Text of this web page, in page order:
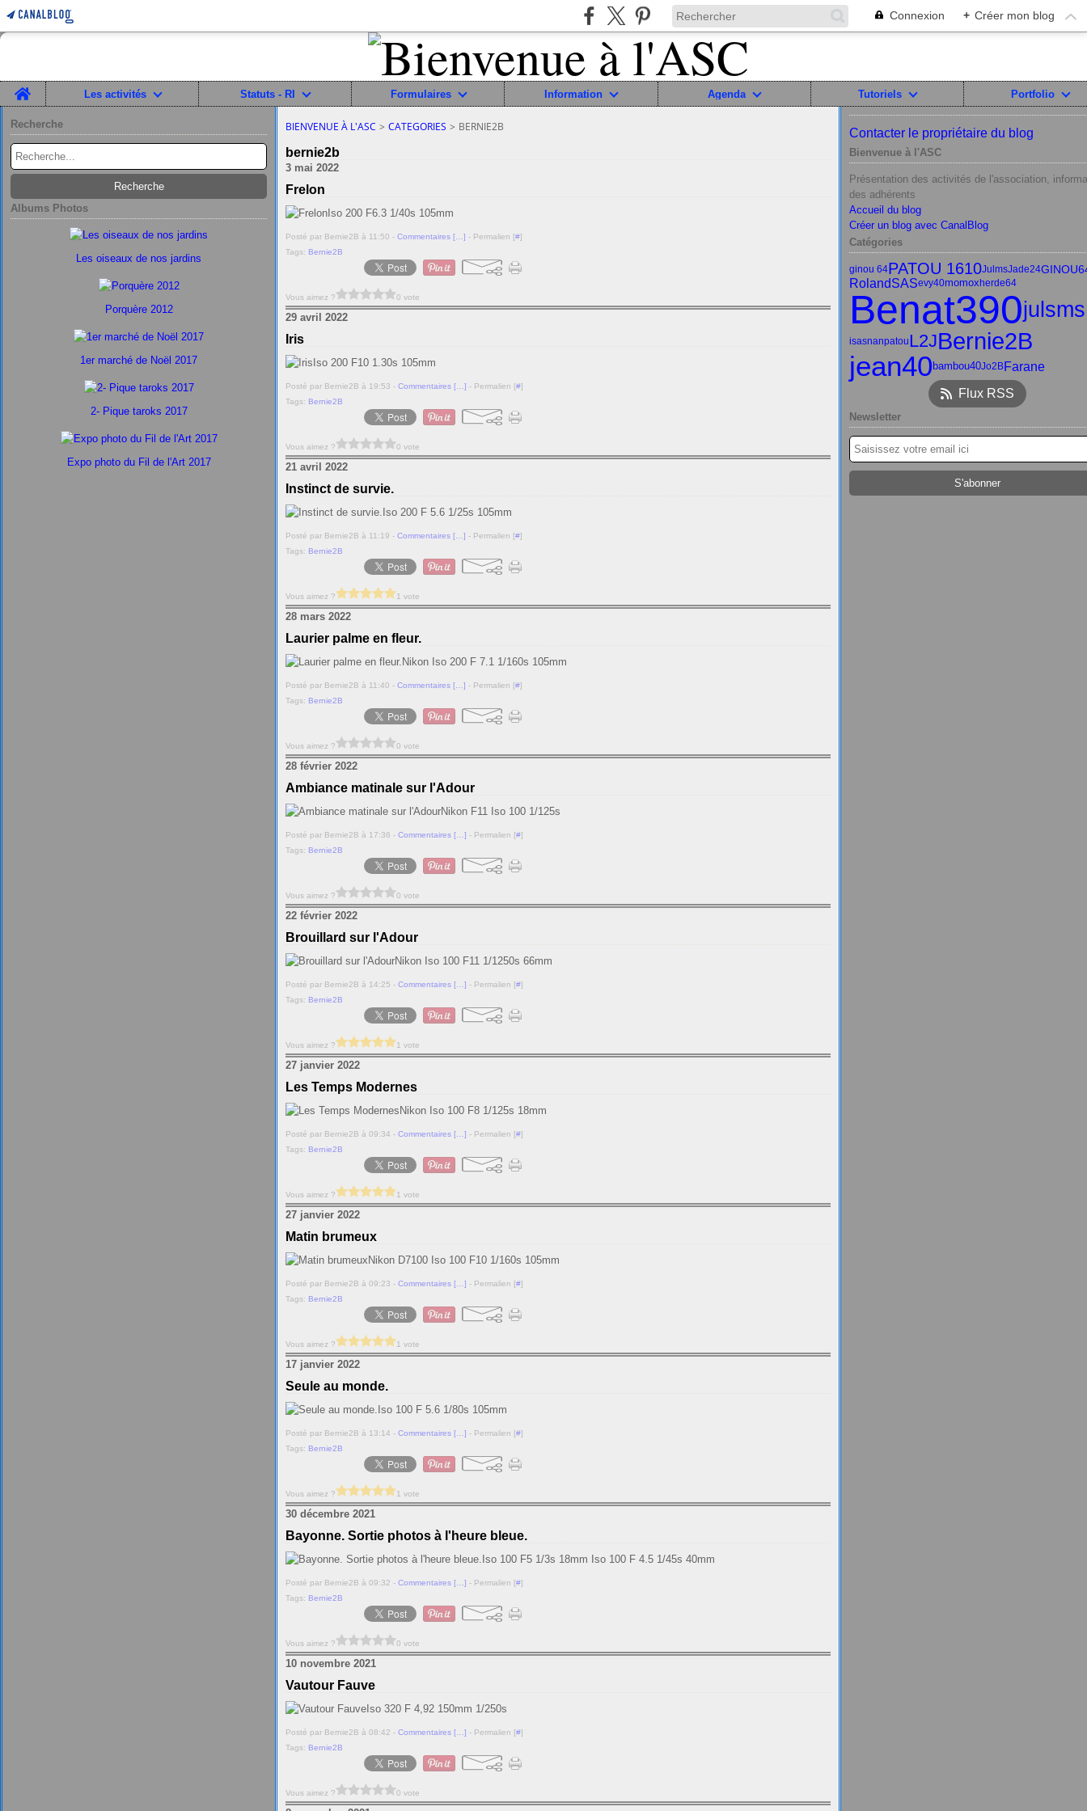
Connexion + Créer mon blog
Home
Les activités Statuts - RI Formulaires Information Agenda Tutoriels Portfolio
Recherche
Albums Photos
Les oiseaux de nos jardins
Porquère 2012
1er marché de Noël 2017
2- Pique taroks 2017
Expo photo du Fil de l'Art 2017
BIENVENUE À L'ASC > CATEGORIES > BERNIE2B
bernie2b
3 mai 2022
Frelon
Iso 200 F6.3 1/40s 105mm
Posté par Bernie2B à 11:50 - Commentaires [ ] - Permalien [#]
Tags: Bernie2B
Vous aimez ? 0 vote
29 avril 2022
Iris
Iso 200 F10 1.30s 105mm
Posté par Bernie2B à 19:53 - Commentaires [ ] - Permalien [#]
Tags: Bernie2B
Vous aimez ? 0 vote
21 avril 2022
Instinct de survie.
Iso 200 F 5.6 1/25s 105mm
Posté par Bernie2B à 11:19 - Commentaires [ ] - Permalien [#]
Tags: Bernie2B
Vous aimez ? 1 vote
28 mars 2022
Laurier palme en fleur.
Nikon Iso 200 F 7.1 1/160s 105mm
Posté par Bernie2B à 11:40 - Commentaires [ ] - Permalien [#]
Tags: Bernie2B
Vous aimez ? 0 vote
28 février 2022
Ambiance matinale sur l'Adour
Nikon F11 Iso 100 1/125s
Posté par Bernie2B à 17:36 - Commentaires [ ] - Permalien [#]
Tags: Bernie2B
Vous aimez ? 0 vote
22 février 2022
Brouillard sur l'Adour
Nikon Iso 100 F11 1/1250s 66mm
Posté par Bernie2B à 14:25 - Commentaires [ ] - Permalien [#]
Tags: Bernie2B
Vous aimez ? 1 vote
27 janvier 2022
Les Temps Modernes
Nikon Iso 100 F8 1/125s 18mm
Posté par Bernie2B à 09:34 - Commentaires [ ] - Permalien [#]
Tags: Bernie2B
Vous aimez ? 1 vote
27 janvier 2022
Matin brumeux
Nikon D7100 Iso 100 F10 1/160s 105mm
Posté par Bernie2B à 09:23 - Commentaires [ ] - Permalien [#]
Tags: Bernie2B
Vous aimez ? 1 vote
17 janvier 2022
Seule au monde.
Iso 100 F 5.6 1/80s 105mm
Posté par Bernie2B à 13:14 - Commentaires [ ] - Permalien [#]
Tags: Bernie2B
Vous aimez ? 1 vote
30 décembre 2021
Bayonne. Sortie photos à l'heure bleue.
Iso 100 F5 1/3s 18mm Iso 100 F 4.5 1/45s 40mm
Posté par Bernie2B à 09:32 - Commentaires [ ] - Permalien [#]
Tags: Bernie2B
Vous aimez ? 0 vote
10 novembre 2021
Vautour Fauve
Iso 320 F 4,92 150mm 1/250s
Posté par Bernie2B à 08:42 - Commentaires [ ] - Permalien [#]
Tags: Bernie2B
Vous aimez ? 0 vote
Contacter le propriétaire du blog
Bienvenue à l'ASC
Présentation des activités de l'association,
des adhérents
Accueil du blog
Créer un blog avec CanalBlog
Catégories
ginou 64PATOU 1610JulmsJade24
RolandSASevy40momox herde64
Benat390julsms
isasnanpatouL2JBernie2B
jean40 bambou40Jo2BFarane
Flux RSS
Newsletter